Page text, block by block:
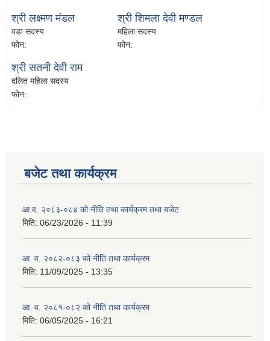
श्री लक्ष्मण मंडल
वडा सदस्य
फोन:
श्री शिमला देवी मण्‍डल
महिला सदस्य
फोन:
श्री सतनी देवी राम
दलित महिला सदस्य
फोन:
बजेट तथा कार्यक्रम
आ.व. २०८३-०८४ को नीति तथा कार्यक्रम तथा बजेट
मिति: 06/23/2026 - 11:39
आ. व. २०८२-०८३ को नीति तथा कार्यक्रम
मिति: 11/09/2025 - 13:35
आ. व. २०८१-०८२ को नीति तथा कार्यक्रम
मिति: 06/05/2025 - 16:21